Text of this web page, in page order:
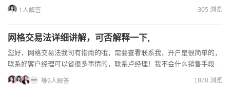
理：把标的的价格区间分成若干等份“网格”，当价格下跌到网格...
1人解答 305 浏览
网格交易法详细讲解，可否解释一下,
您好，网格交易法我司有指南的哦，需要查看联系我，开户是很简单的，
联系好客户经理可以省很多事情的，联系卢经理！我不会什么销售手段！
全靠手续费极低来赢得客户！
等9人解答 1878 浏览